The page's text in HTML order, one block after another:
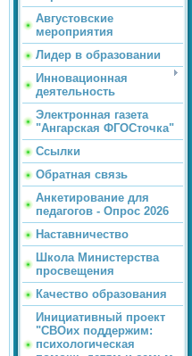
Августовские
мероприятия
Лидер в образовании
Инновационная
деятельность
Электронная газета
"Ангарская ФГОСточка"
Ссылки
Обратная связь
Анкетирование для
педагогов - Опрос 2026
Наставничество
Школа Министерства
просвещения
Качество образования
Инициативный проект
"СВОих поддержим:
психологическая